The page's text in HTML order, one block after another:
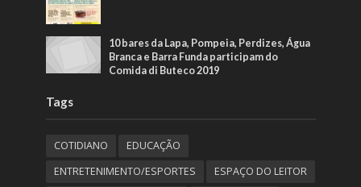
10 bares da Lapa, Pompeia, Perdizes, Água
Branca e Barra Funda participam do
Comida di Buteco 2019
Tags
COTIDIANO
EDUCAÇÃO
ENTRETENIMENTO/ESPORTES
ESPAÇO DO LEITOR